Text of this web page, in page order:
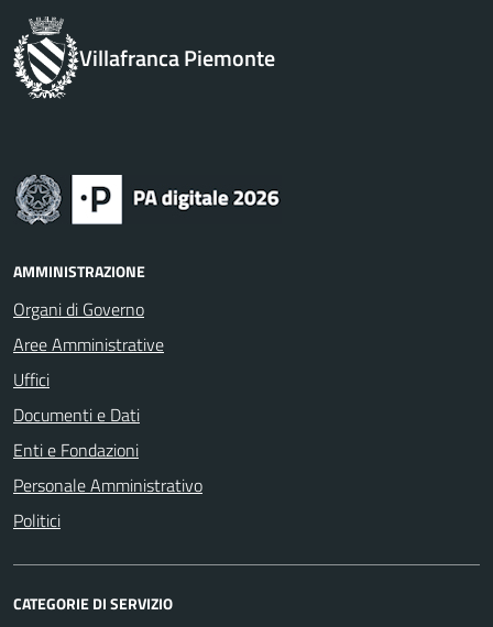
Villafranca Piemonte
AMMINISTRAZIONE
Organi di Governo
Aree Amministrative
Uffici
Documenti e Dati
Enti e Fondazioni
Personale Amministrativo
Politici
CATEGORIE DI SERVIZIO